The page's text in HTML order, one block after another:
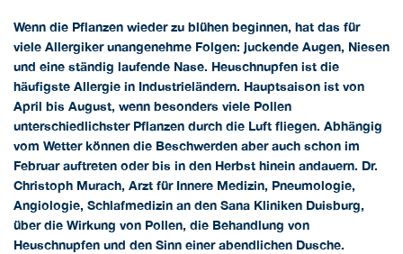
Wenn die Pflanzen wieder zu blühen beginnen, hat das für
viele Allergiker unangenehme Folgen: juckende Augen, Niesen
und eine ständig laufende Nase. Heuschnupfen ist die
häufigste Allergie in Industrieländern. Hauptsaison ist von
April bis August, wenn besonders viele Pollen
unterschiedlichster Pflanzen durch die Luft fliegen. Abhängig
vom Wetter können die Beschwerden aber auch schon im
Februar auftreten oder bis in den Herbst hinein andauern. Dr.
Christoph Murach, Arzt für Innere Medizin, Pneumologie,
Angiologie, Schlafmedizin an den Sana Kliniken Duisburg,
über die Wirkung von Pollen, die Behandlung von
Heuschnupfen und den Sinn einer abendlichen Dusche.